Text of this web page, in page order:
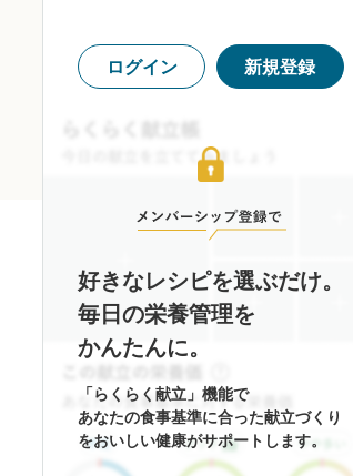
ログイン 新規登録
好きなレシピを選ぶだけ。
毎日の栄養管理を
かんたんに。
「らくらく献立」機能で
あなたの食事基準に合った献立づくり
をおいしい健康がサポートします。